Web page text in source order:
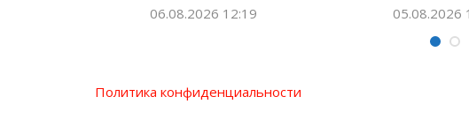
05.08.2026 15:24 05.08.2026 11:08
Политика конфиденциальности